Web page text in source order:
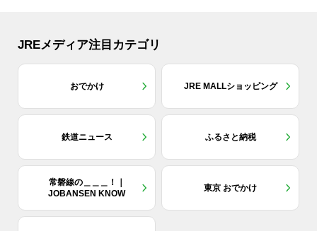
JREメディア注目カテゴリ
おでかけ JRE MALLショッピング
鉄道ニュース ふるさと納税
常磐線の＿＿＿！｜
JOBANSEN KNOW
東京 おでかけ